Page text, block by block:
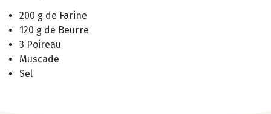
200 g de Farine
120 g de Beurre
3 Poireau
Muscade
Sel